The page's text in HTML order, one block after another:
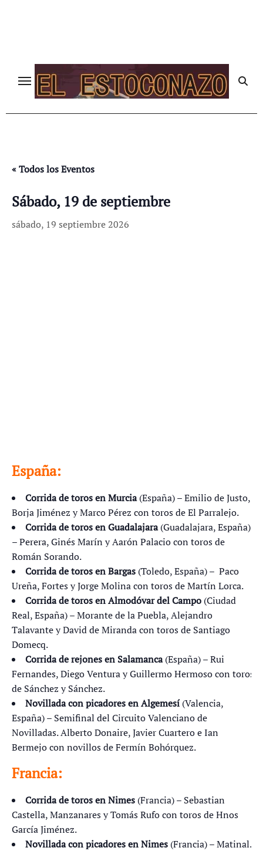
« Todos los Eventos
Sábado, 19 de septiembre
sábado, 19 septiembre 2026
España:
Corrida de toros en Murcia(España) – Emilio de Justo,
Borja Jiménez y Marco Pérez con toros de El Parralejo.
Corrida de toros en Guadalajara(Guadalajara, España)
– Perera, Ginés Marín y Aarón Palacio con toros de
Román Sorando.
Corrida de toros en Bargas (Toledo, España) – Paco
Ureña, Fortes y Jorge Molina con toros de Martín Lorca.
Corrida de toros en Almodóvar del Campo (Ciudad
Real, España) – Morante de la Puebla, Alejandro
Talavante y David de Miranda con toros de Santiago
Domecq.
Corrida de rejones en Salamanca(España) – Rui
Fernandes, Diego Ventura y Guillermo Hermoso con toros
de Sánchez y Sánchez.
Novillada con picadores en Algemesí(Valencia,
España) – Semifinal del Circuito Valenciano de
Novilladas. Alberto Donaire, Javier Cuartero e Ian
Bermejo con novillos de Fermín Bohórquez.
Francia:
Corrida de toros en Nimes (Francia) – Sebastian
Castella, Manzanares y Tomás Rufo con toros de Hnos
García Jiménez.
Novillada con picadores en Nimes (Francia) – Matinal.